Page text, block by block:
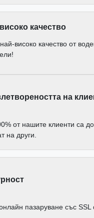
качество
високо качество от
на
от нашите клиенти са
на други.
пазаруване със SSL